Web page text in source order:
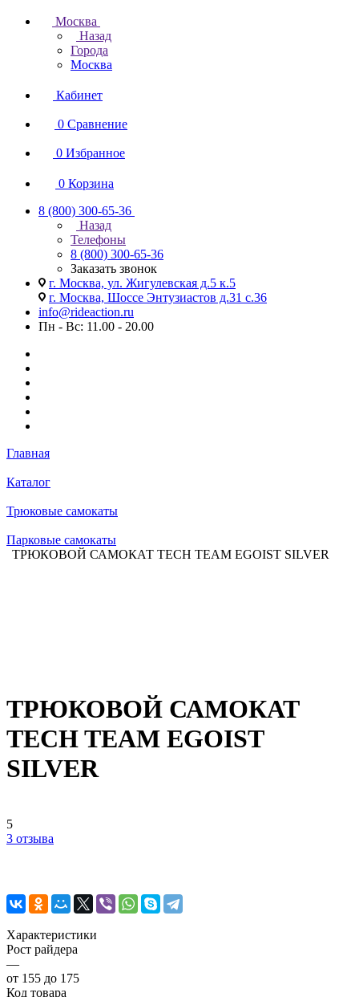
Москва
Назад
Города
Москва
Кабинет
0 Сравнение
0 Избранное
0 Корзина
8 (800) 300-65-36
Назад
Телефоны
8 (800) 300-65-36
Заказать звонок
г. Москва, ул. Жигулевская д.5 к.5
г. Москва, Шоссе Энтузиастов д.31 с.36
info@rideaction.ru
Пн - Вс: 11.00 - 20.00
Главная
Каталог
Трюковые самокаты
Парковые самокаты
ТРЮКОВОЙ САМОКАТ TECH TEAM EGOIST SILVER
ТРЮКОВОЙ САМОКАТ
TECH TEAM EGOIST
SILVER
5
3 отзыва
Характеристики
Рост райдера
—
от 155 до 175
Код товара